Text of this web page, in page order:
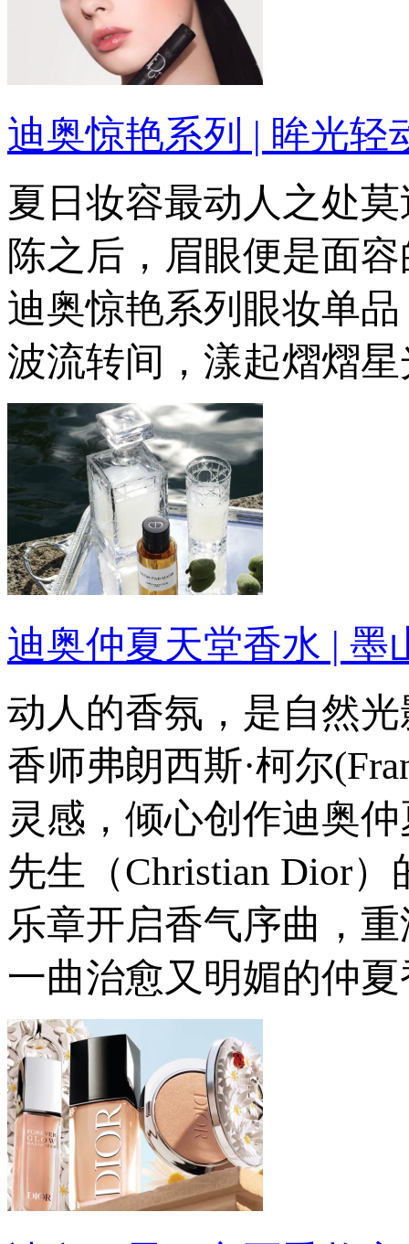
迪奥惊艳系列 | 眸光轻
夏日妆容最动人之处
陈之后，眉眼便是面
迪奥惊艳系列眼妆单
波流转间，漾起熠熠
迪奥仲夏天堂香水 | 墨
动人的香氛，是自然
香师弗朗西斯·柯尔
灵感，倾心创作迪奥
先生（Christian Dior
乐章开启香气序曲，
一曲治愈又明媚的仲